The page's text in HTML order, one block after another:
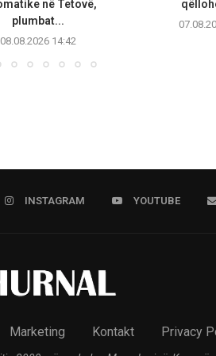
në Tetovë,
plumbat...
08.08.2026 14:42
INSTAGRAM YOUTUBE
Marketing Kontakt Privacy